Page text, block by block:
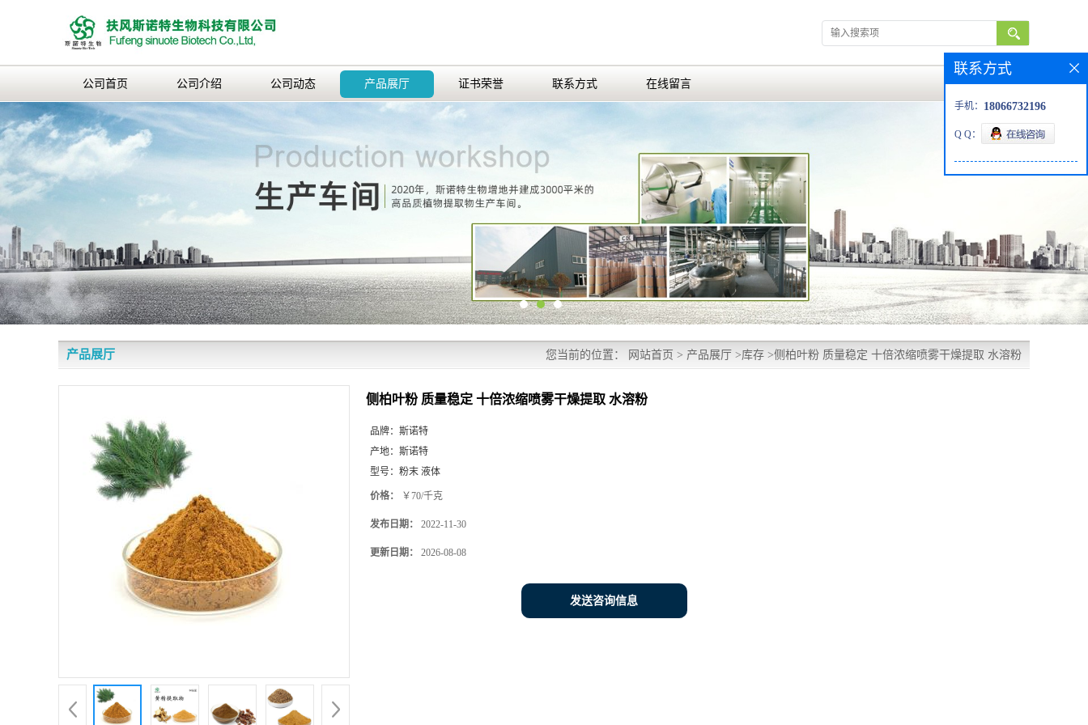
公司首页 公司介绍 公司动态 产品展厅 证书荣誉 联系方式 在线留言
产品展厅 您当前的位置： 网站首页 > 产品展厅 >库存 >侧柏叶粉 质量稳定 十倍浓缩喷雾干燥提取 水溶粉
侧柏叶粉 质量稳定 十倍浓缩喷雾干燥提取 水溶粉
品牌： 斯诺特
产地： 斯诺特
型号： 粉末 液体
价格： ￥70/千克
发布日期： 2022-11-30
更新日期： 2026-08-08
发送咨询信息
联系方式
手机： 18066732196
Q Q：